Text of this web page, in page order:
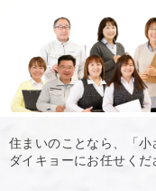
住まいのことなら、「
ダイキョーにお任せくだ